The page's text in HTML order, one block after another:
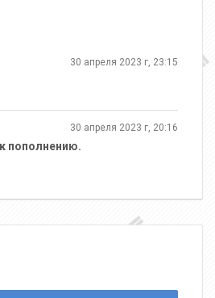
30 апреля 2023 г, 23:15
30 апреля 2023 г, 20:16
пополнению.